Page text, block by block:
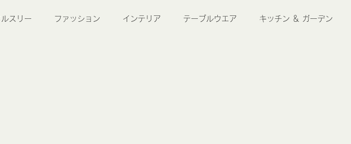
スリー ファッション インテリア テーブルウエア キッチン ＆ ガーデン